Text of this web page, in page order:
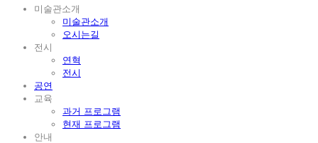
미술관소개
미술관소개
오시는길
전시
연혁
전시
공연
교육
과거 프로그램
현재 프로그램
안내